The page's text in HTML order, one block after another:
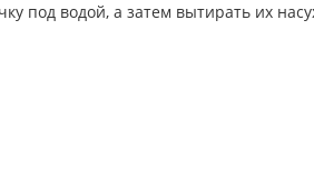
под водой, а затем вытирать их